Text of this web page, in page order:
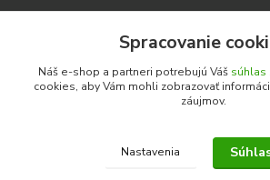
Realizujeme prírodné akvária:
Spracovanie
Náš e-shop a partneri potrebujú Váš súhlas
cookies, aby Vám mohli zobrazovať
záujmov.
Nastavenia